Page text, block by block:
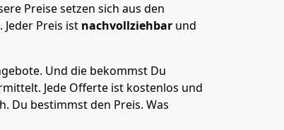
Preise setzen sich aus den
Preis ist nachvollziehbar und
Und die bekommst Du
Jede Offerte ist kostenlos und
Du bestimmst den Preis. Was